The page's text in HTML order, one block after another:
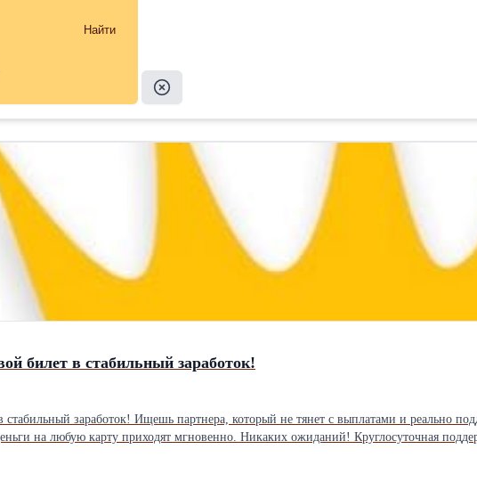
Найти
билет в стабильный заработок!
24/7? Мы — то, что нужно. Комиссия парка всего 1% — оставляешь почти